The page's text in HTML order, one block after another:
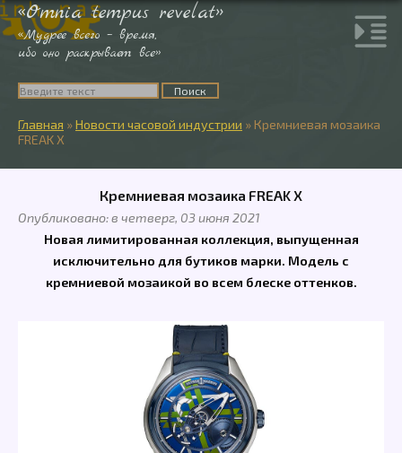
«Omnia tempus revelat»
«Мудрее всего – время,
ибо оно раскрывает все»
Главная »Новости часовой индустрии »Кремниевая мозаика
FREAK X
Кремниевая мозаика FREAK X
Опубликовано: в четверг, 03 июня 2021
Новая лимитированная коллекция, выпущенная
исключительно для бутиков марки. Модель с
кремниевой мозаикой во всем блеске оттенков.